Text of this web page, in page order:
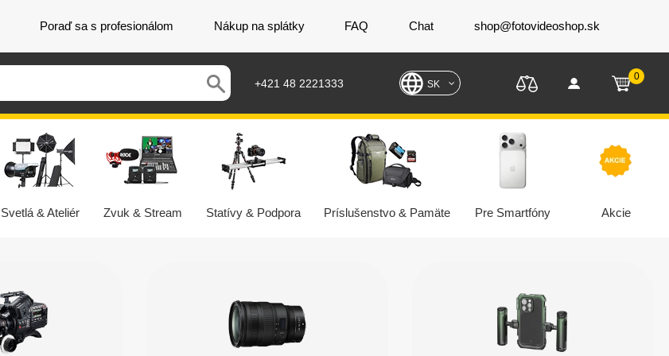
Poraď sa s profesionálom Nákup na splátky FAQ Chat shop@fotovideoshop.sk
+421 48 2221333 SK
0
Svetlá & Ateliér Zvuk & Stream Statívy & Podpora Príslušenstvo & Pamäte Pre Smartfóny Akcie